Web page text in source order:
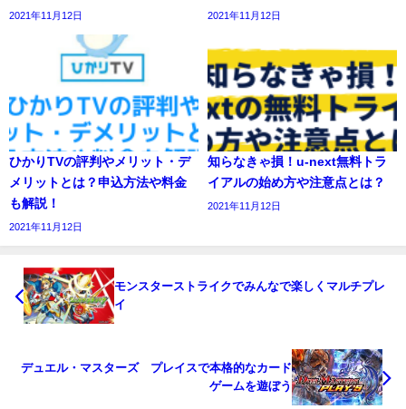
2021年11月12日 2021年11月12日
ひかりTVの評判やメリット・デ
メリットとは？申込方法や料金
も解説！
2021年11月12日
知らなきゃ損！u-next無料トラ
イアルの始め方や注意点とは？
2021年11月12日
モンスターストライクでみんなで楽しくマルチプレ
イ
デュエル・マスターズ プレイスで本格的なカード
ゲームを遊ぼう